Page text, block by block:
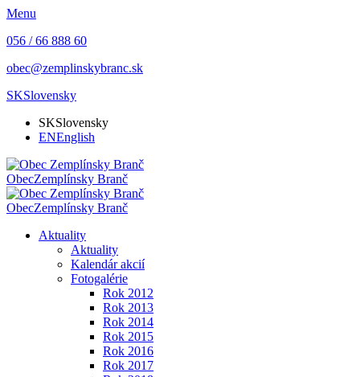
Menu
056 / 66 888 60
obec@zemplinskybranc.sk
SKSlovensky
SKSlovensky
ENEnglish
ObecZemplínsky Branč
ObecZemplínsky Branč
Aktuality
Aktuality
Kalendár akcií
Fotogalérie
Rok 2012
Rok 2013
Rok 2014
Rok 2015
Rok 2016
Rok 2017